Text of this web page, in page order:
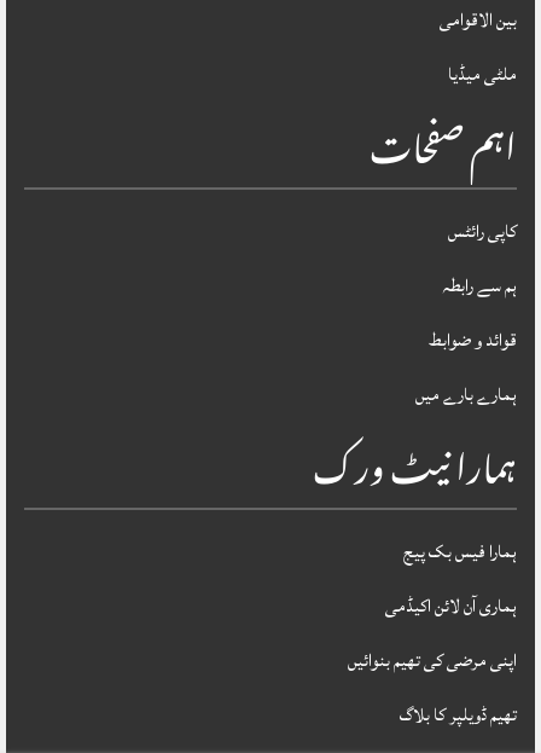
بین الاقوامی
ملٹی میڈیا
اہم صفحات
کاپی رائٹس
ہم سے رابطہ
قوائد و ضوابط
ہمارے بارے میں
ہمارا نیٹ ورک
ہمارا فیس بک پیج
ہماری آن لائن اکیڈمی
اپنی مرضی کی تھیم بنوائیں
تھیم ڈویلپر کا بلاگ